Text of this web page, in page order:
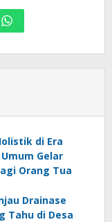
di Era
Gelar
Orang Tua
Drainase
Tahu di Desa